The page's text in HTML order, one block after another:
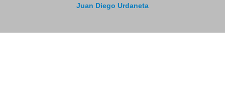
Juan Diego Urdaneta